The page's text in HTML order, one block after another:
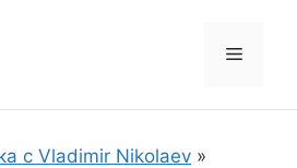
Меню
с Vladimir Nikolaev »